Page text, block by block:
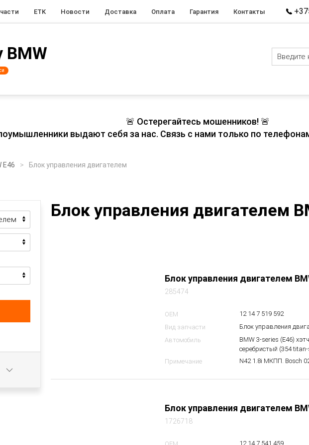
ETK Новости Доставка Оплата Гарантия Контакты
BMW
🚨 Остерегайтесь мошенников! 🚨
выдают себя за нас. Связь с нами только по
E46 Блок управления двигателем
Блок управления двигателем
Блок управления двигателем
285474
OEM
12 14 7 519 592
Вид запчасти
Блок управления
Автомобиль
BMW 3-series (E46)
серебристый (354
Примечание
N42 1.8i МКПП. Bosch
Блок управления двигателем
1726718
12 14 7 541 459